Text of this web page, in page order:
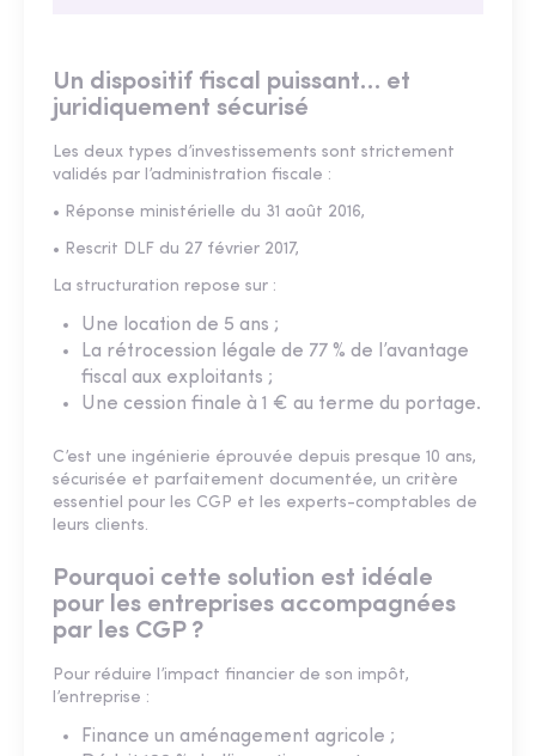
Un dispositif fiscal puissant… et
juridiquement sécurisé
Les deux types d’investissements sont strictement
validés par l’administration fiscale :
• Réponse ministérielle du 31 août 2016,
• Rescrit DLF du 27 février 2017,
La structuration repose sur :
Une location de 5 ans ;
La rétrocession légale de 77 % de l’avantage
fiscal aux exploitants ;
Une cession finale à 1 € au terme du portage.
C’est une ingénierie éprouvée depuis presque 10 ans,
sécurisée et parfaitement documentée, un critère
essentiel pour les CGP et les experts-comptables de
leurs clients.
Pourquoi cette solution est idéale
pour les entreprises accompagnées
par les CGP ?
Pour réduire l’impact financier de son impôt,
l’entreprise :
Finance un aménagement agricole ;